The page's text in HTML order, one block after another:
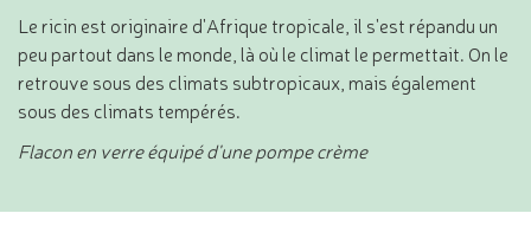
Le ricin est originaire d'Afrique tropicale, il s'est répandu un
peu partout dans le monde, là où le climat le permettait. On le
retrouve sous des climats subtropicaux, mais également
sous des climats tempérés.
Flacon en verre équipé d'une pompe crème